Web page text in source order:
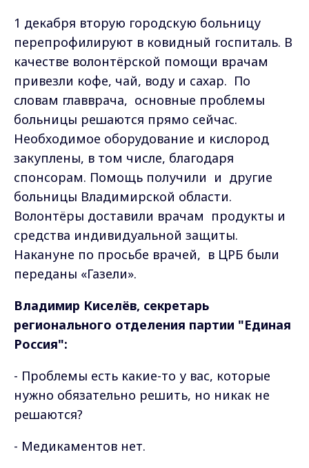
1 декабря вторую городскую больницу
перепрофилируют в ковидный госпиталь. В
качестве волонтёрской помощи врачам
привезли кофе, чай, воду и сахар. По
словам главврача, основные проблемы
больницы решаются прямо сейчас.
Необходимое оборудование и кислород
закуплены, в том числе, благодаря
спонсорам. Помощь получили и другие
больницы Владимирской области.
Волонтёры доставили врачам продукты и
средства индивидуальной защиты.
Накануне по просьбе врачей, в ЦРБ были
переданы «Газели».
Владимир Киселёв, секретарь
регионального отделения партии "Единая
Россия":
- Проблемы есть какие-то у вас, которые
нужно обязательно решить, но никак не
решаются?
- Медикаментов нет.